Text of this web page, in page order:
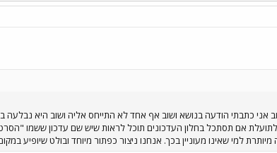
כתבתי הודעה בנושא ושוב אף אחד לא התייחס אליה ושוב היא נבלעה
אם תסתכל בחלון העדכונים תוכל לראות שיש שם עדכון ששמו
מיותרת למי שאינו מעוניין בכך. אנחנו ניצור כפתור מיוחד ובולט שיופיע